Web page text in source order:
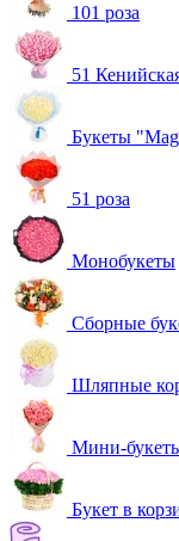
101 роза
51
Букеты
51 роза
Монобукеты
Сборные
Шляпные
Мини-
Букет в